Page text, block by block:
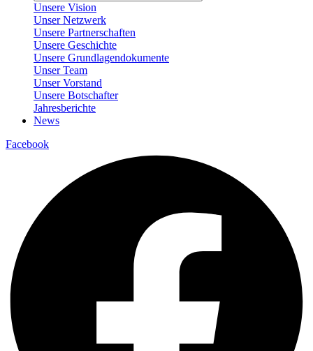
Unsere Vision
Unser Netzwerk
Unsere Partnerschaften
Unsere Geschichte
Unsere Grundlagendokumente
Unser Team
Unser Vorstand
Unsere Botschafter
Jahresberichte
News
Facebook